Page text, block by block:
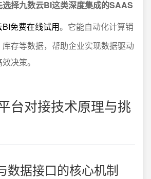
选择九数云BI这类深度集成的SAAS
BI免费在线试用。它能自动化计算销
存等数据，帮助企业实现数据驱动
决策。
台对接技术原理与挑
数据接口的核心机制